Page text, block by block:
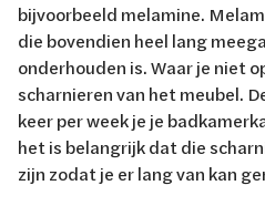
bijvoorbeeld melamine.
die bovendien heel lang
onderhouden is. Waar je niet
scharnieren van het meubel.
keer per week je je
het is belangrijk dat die
zijn zodat je er lang van kan